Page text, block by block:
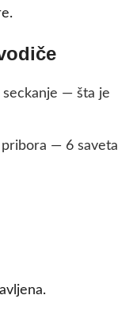
seckanje — šta je
— 6 saveta